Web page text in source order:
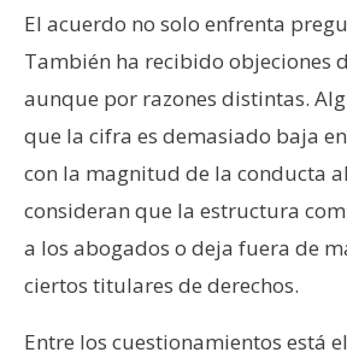
El acuerdo no solo enfrenta
También ha recibido objeciones
aunque por razones distintas.
que la cifra es demasiado baja
con la magnitud de la conducta
consideran que la estructura
a los abogados o deja fuera de
ciertos titulares de derechos.
Entre los cuestionamientos está